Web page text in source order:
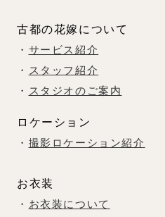
古都の花嫁について
・ サービス紹介
・
スタッフ紹介
・
スタジオのご案内
ロケーション
・ 撮影ロケーション紹介
お衣装
・ お衣装について